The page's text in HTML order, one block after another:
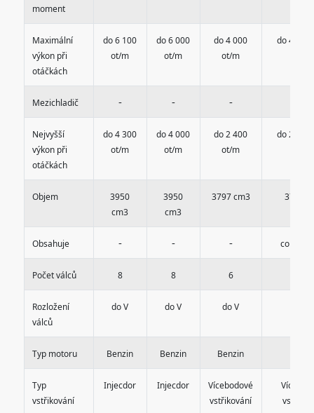
moment
Maximální
výkon při
otáčkách
do 6 100
ot/m
do 6 000
ot/m
do 4 000
ot/m
do 4 400
Mezichladič - - -
Nejvyšší
výkon při
otáčkách
do 4 300
ot/m
do 4 000
ot/m
do 2 400
ot/m
do 2 500
Objem
3950
cm3
3950
cm3
3797 cm3 3797
Obsahuje - - -
Počet válců 8 8 6
Rozložení
válců
do V do V do V
Typ motoru Benzin Benzin Benzin
Typ
vstřikování
Injecdor Injecdor
Vícebodové
vstřikování